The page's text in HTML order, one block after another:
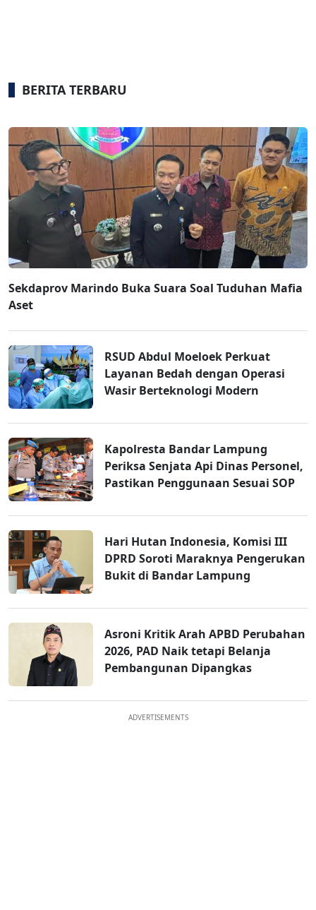
BERITA TERBARU
Sekdaprov Marindo Buka Suara Soal Tuduhan Mafia
Aset
RSUD Abdul Moeloek Perkuat
Layanan Bedah dengan Operasi
Wasir Berteknologi Modern
Kapolresta Bandar Lampung
Periksa Senjata Api Dinas Personel,
Pastikan Penggunaan Sesuai SOP
Hari Hutan Indonesia, Komisi III
DPRD Soroti Maraknya Pengerukan
Bukit di Bandar Lampung
Asroni Kritik Arah APBD Perubahan
2026, PAD Naik tetapi Belanja
Pembangunan Dipangkas
ADVERTISEMENTS